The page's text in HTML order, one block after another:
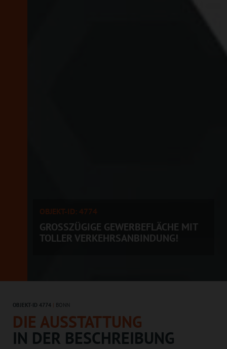
OBJEKT-ID: 4774
GROSSZÜGIGE GEWERBEFLÄCHE MIT T
OLLER VERKEHRSANBINDUNG!
OBJEKT-ID 4774| BONN
DIE AUSSTATTUNG
IN DER BESCHREIBUNG